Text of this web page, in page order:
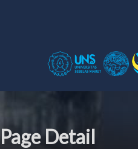
Page Detail